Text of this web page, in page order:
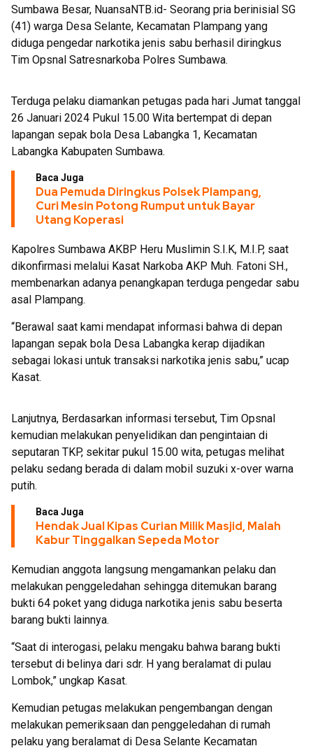
Menjaga Ketahanan Pangan
Sumbawa Besar, NuansaNTB.id- Seorang pria berinisial SG
(41) warga Desa Selante, Kecamatan Plampang yang
diduga pengedar narkotika jenis sabu berhasil diringkus
Tim Opsnal Satresnarkoba Polres Sumbawa.
Terduga pelaku diamankan petugas pada hari Jumat tanggal
26 Januari 2024 Pukul 15.00 Wita bertempat di depan
lapangan sepak bola Desa Labangka 1, Kecamatan
Labangka Kabupaten Sumbawa.
Baca Juga
Dua Pemuda Diringkus Polsek Plampang,
Curi Mesin Potong Rumput untuk Bayar
Utang Koperasi
Kapolres Sumbawa AKBP Heru Muslimin S.I.K, M.I.P, saat
dikonfirmasi melalui Kasat Narkoba AKP Muh. Fatoni SH.,
membenarkan adanya penangkapan terduga pengedar sabu
asal Plampang.
“Berawal saat kami mendapat informasi bahwa di depan
lapangan sepak bola Desa Labangka kerap dijadikan
sebagai lokasi untuk transaksi narkotika jenis sabu,” ucap
Kasat.
Lanjutnya, Berdasarkan informasi tersebut, Tim Opsnal
kemudian melakukan penyelidikan dan pengintaian di
seputaran TKP, sekitar pukul 15.00 wita, petugas melihat
pelaku sedang berada di dalam mobil suzuki x-over warna
putih.
Baca Juga
Hendak Jual Kipas Curian Milik Masjid, Malah
Kabur Tinggalkan Sepeda Motor
Kemudian anggota langsung mengamankan pelaku dan
melakukan penggeledahan sehingga ditemukan barang
bukti 64 poket yang diduga narkotika jenis sabu beserta
barang bukti lainnya.
“Saat di interogasi, pelaku mengaku bahwa barang bukti
tersebut di belinya dari sdr. H yang beralamat di pulau
Lombok,” ungkap Kasat.
Kemudian petugas melakukan pengembangan dengan
melakukan pemeriksaan dan penggeledahan di rumah
pelaku yang beralamat di Desa Selante Kecamatan